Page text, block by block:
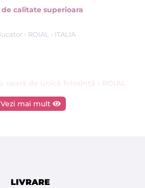
de calitate superioara
- ROIAL - ITALIA
Italia
Vezi mai mult
LIVRARE